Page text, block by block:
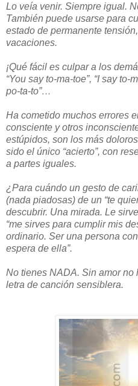
Lo veía venir. Siempre igual.
También puede usarse para
estado de permanente
vacaciones.
¡Qué fácil es culpar a los
“You say to-ma-toe”, “I say to-
po-ta-to”…
Ha cometido muchos errores
consciente y otros
estúpidos, son los más
sido el único “acierto”, con
a partes iguales.
¿Para cuándo un gesto de
(nada piadosas) de un “te
descubrir. Una mirada. Le
“me sirves para cumplir mis
ordinario. Ser una persona
espera de ella”.
No tienes NADA. Sin amor no
letra de canción sensiblera.